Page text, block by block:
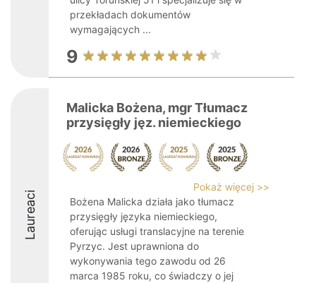
przekładach dokumentów
wymagających ...
9
Laureaci
Malicka Bożena, mgr Tłumacz
przysięgły jęz. niemieckiego
Pokaż więcej >>
Bożena Malicka działa jako tłumacz
przysięgły języka niemieckiego,
oferując usługi translacyjne na terenie
Pyrzyc. Jest uprawniona do
wykonywania tego zawodu od 26
marca 1985 roku, co świadczy o jej